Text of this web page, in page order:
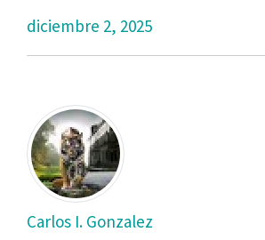
diciembre 2, 2025
Carlos I. Gonzalez